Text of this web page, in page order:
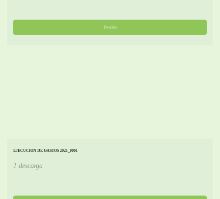
Detalles
EJECUCION DE GASTOS 2021_0001
1 descarga